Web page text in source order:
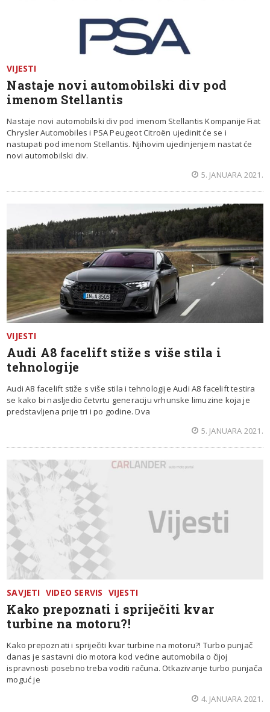
VIJESTI
Nastaje novi automobilski div pod
imenom Stellantis
Nastaje novi automobilski div pod imenom Stellantis Kompanije Fiat
Chrysler Automobiles i PSA Peugeot Citroën ujedinit će se i
nastupati pod imenom Stellantis. Njihovim ujedinjenjem nastat će
novi automobilski div.
5. JANUARA 2021.
VIJESTI
Audi A8 facelift stiže s više stila i
tehnologije
Audi A8 facelift stiže s više stila i tehnologije Audi A8 facelift testira
se kako bi nasljedio četvrtu generaciju vrhunske limuzine koja je
predstavljena prije tri i po godine. Dva
5. JANUARA 2021.
SAVJETI VIDEO SERVIS VIJESTI
Kako prepoznati i spriječiti kvar
turbine na motoru?!
Kako prepoznati i spriječiti kvar turbine na motoru?! Turbo punjač
danas je sastavni dio motora kod većine automobila o čijoj
ispravnosti posebno treba voditi računa. Otkazivanje turbo punjača
moguć je
4. JANUARA 2021.